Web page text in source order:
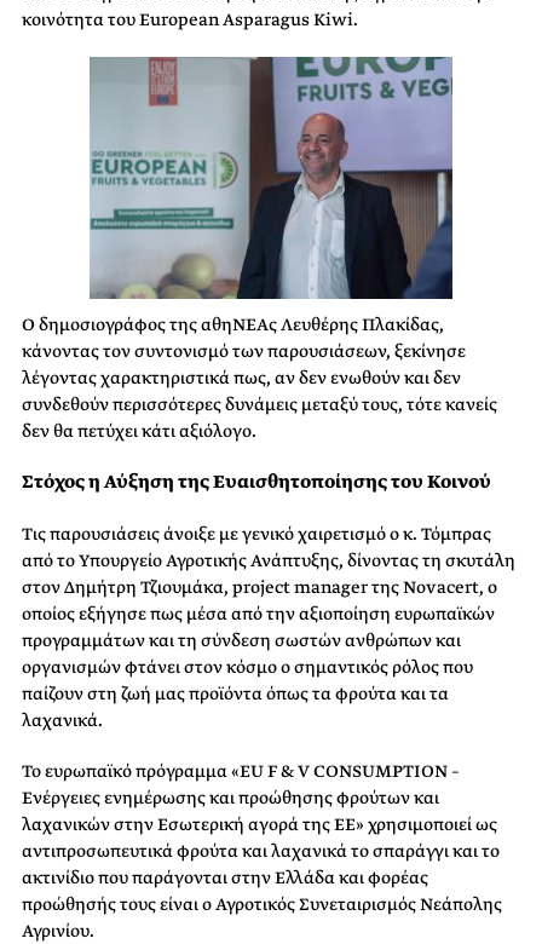
κοινότητα του European Asparagus Kiwi.
Ο δημοσιογράφος της αθηΝΕΑς Λευθέρης Πλακίδας,
κάνοντας τον συντονισμό των παρουσιάσεων, ξεκίνησε
λέγοντας χαρακτηριστικά πως, αν δεν ενωθούν και δεν
συνδεθούν περισσότερες δυνάμεις μεταξύ τους, τότε κανείς
δεν θα πετύχει κάτι αξιόλογο.
Στόχος η Αύξηση της Ευαισθητοποίησης του Κοινού
Τις παρουσιάσεις άνοιξε με γενικό χαιρετισμό ο κ. Τόμπρας
από το Υπουργείο Αγροτικής Ανάπτυξης, δίνοντας τη σκυτάλη
στον Δημήτρη Τζιουμάκα, project manager της Νovacert, ο
οποίος εξήγησε πως μέσα από την αξιοποίηση ευρωπαϊκών
προγραμμάτων και τη σύνδεση σωστών ανθρώπων και
οργανισμών φτάνει στον κόσμο ο σημαντικός ρόλος που
παίζουν στη ζωή μας προϊόντα όπως τα φρούτα και τα
λαχανικά.
Το ευρωπαϊκό πρόγραμμα «EU F & V CONSUMPTION –
Ενέργειες ενημέρωσης και προώθησης φρούτων και
λαχανικών στην Εσωτερική αγορά της ΕΕ» χρησιμοποιεί ως
αντιπροσωπευτικά φρούτα και λαχανικά το σπαράγγι και το
ακτινίδιο που παράγονται στην Ελλάδα και φορέας
προώθησής τους είναι ο Αγροτικός Συνεταιρισμός Νεάπολης
Αγρινίου.